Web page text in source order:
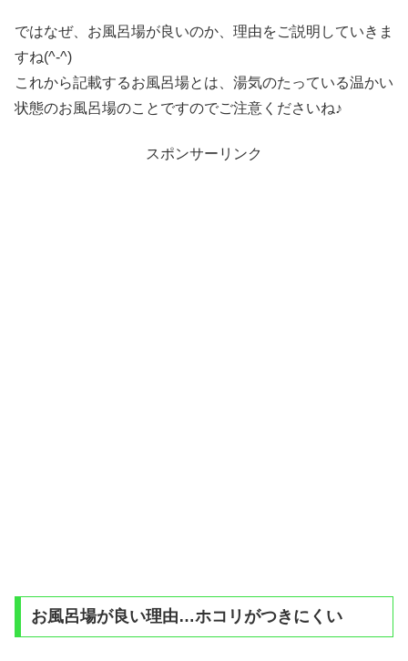
ではなぜ、お風呂場が良いのか、理由をご説明していきま
すね(^-^)
これから記載するお風呂場とは、湯気のたっている温かい
状態のお風呂場のことですのでご注意くださいね♪
スポンサーリンク
お風呂場が良い理由…ホコリがつきにくい